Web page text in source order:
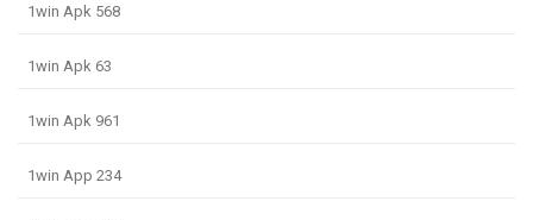
1win Apk 568
1win Apk 63
1win Apk 961
1win App 234